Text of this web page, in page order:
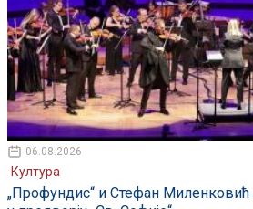
06.08.2026
Култура
„Профундис“ и Стефан Миленковић